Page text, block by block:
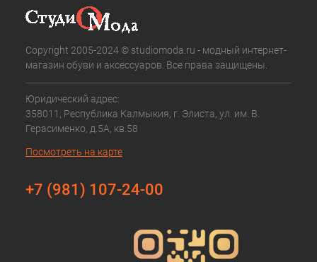
Copyright 2005-2024 © studiomoda.ru - модный интернет-
магазин обуви и аксессуаров. Все права защищены.
Юридический адрес:
358011, Республика Калмыкия, г. Элиста, ул. им. В.
Герасименко, д.5А, кв.58
Посмотреть на карте
+7 (981) 107-24-00